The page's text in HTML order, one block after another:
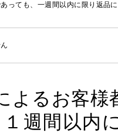
っても、一週間以内に限り返品
よるお客
１週間以